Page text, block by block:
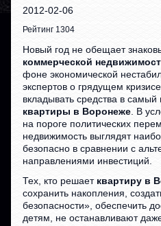
2012-02-06
Рейтинг 1304
Новый год не обещает
коммерческой
фоне экономической
экспертов о грядущем
вкладывать средства в
квартиры в Воронеже . В
на пороге политических
недвижимость выглядят
безопасно в сравнении с
направлениями инвестиций.
Тех, кто решает квартиру в
сохранить накопления,
безопасности», обеспечить
детям, не останавливают